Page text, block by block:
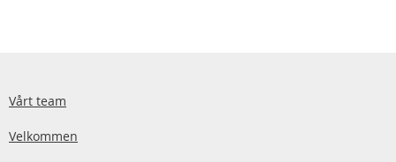
Vårt team
Velkommen